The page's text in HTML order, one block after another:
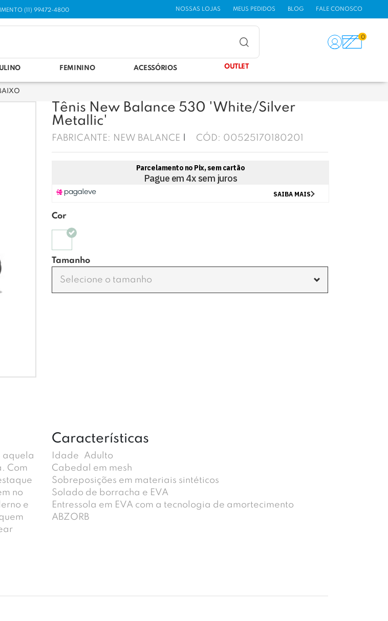
(11) 99472-4800 NOSSAS LOJAS MEUS PEDIDOS BLOG FALE CONOSCO
0
FEMININO ACESSÓRIOS OUTLET
Tênis New Balance 530 'White/Silver
Metallic'
FABRICANTE: NEW BALANCE CÓD: 00525170180201
Cor
Tamanho
Selecione o tamanho
Características
Idade
Adulto
Cabedal em mesh
Sobreposições em materiais sintéticos
Solado de borracha e EVA
Entressola em EVA com a tecnologia de amortecimento
ABZORB
aquela
Com
no
e